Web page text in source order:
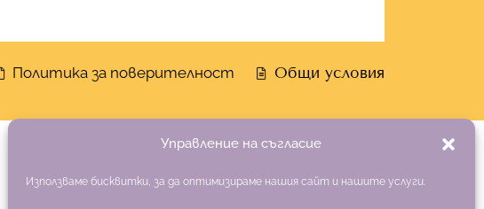
Управление на съгласие
Използваме бисквитки, за да оптимизираме нашия сайт и нашите услуги.
Политика за поверителност Общи условия